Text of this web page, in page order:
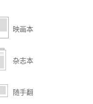
映画本
杂志本
随手翻